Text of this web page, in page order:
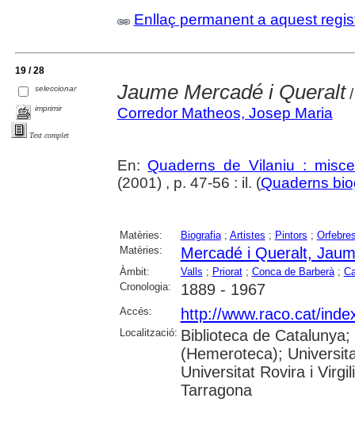
Enllaç permanent a aquest
19 / 28
seleccionar
imprimir
Text complet
Jaume Mercadé i Queralt/
Corredor Matheos, Josep Maria
En: Quaderns de Vilaniu :
(2001) , p. 47-56 : il. (Quaderns
Matèries: Biografia; Artistes ; Pintors ;
Matèries:
Mercadé i Queralt,
Àmbit: Valls ; Priorat; Conca de Barberà;
Cronologia:
1889 - 1967
Accés: http://www.raco.cat/
Localització: Biblioteca de
(Hemeroteca);
Universitat Rovira i
Tarragona